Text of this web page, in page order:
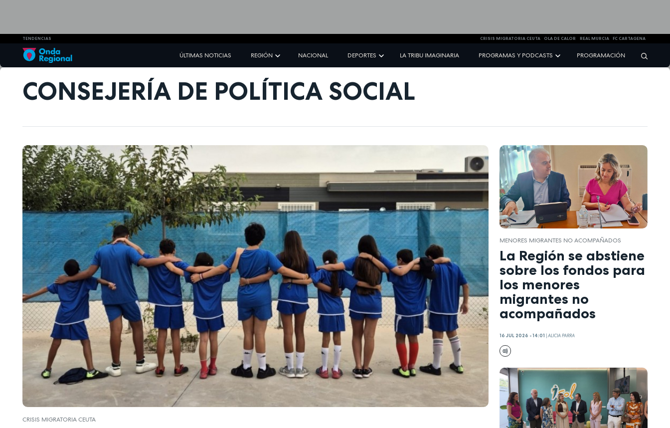
TENDENCIAS CRISIS MIGRATORIA CEUTA OLA DE CALOR REAL MURCIA FC CARTAGENA
ÚLTIMAS NOTICIAS REGIÓN NACIONAL DEPORTES LA TRIBU IMAGINARIA PROGRAMAS Y PODCASTS PROGRAMACIÓN
CONSEJERÍA DE POLÍTICA SOCIAL
CRISIS MIGRATORIA CEUTA
MENORES MIGRANTES NO ACOMPAÑADOS
La Región se abstiene
sobre los fondos para
los menores
migrantes no
acompañados
16 JUL 2026 - 14:01 |ALICIA PARRA